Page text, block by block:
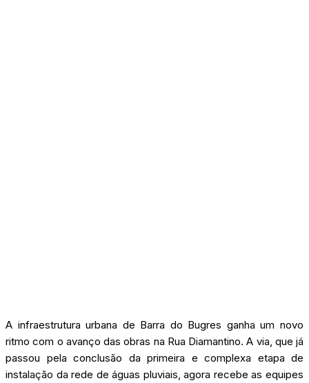
A infraestrutura urbana de Barra do Bugres ganha um novo
ritmo com o avanço das obras na Rua Diamantino. A via, que já
passou pela conclusão da primeira e complexa etapa de
instalação da rede de águas pluviais, agora recebe as equipes